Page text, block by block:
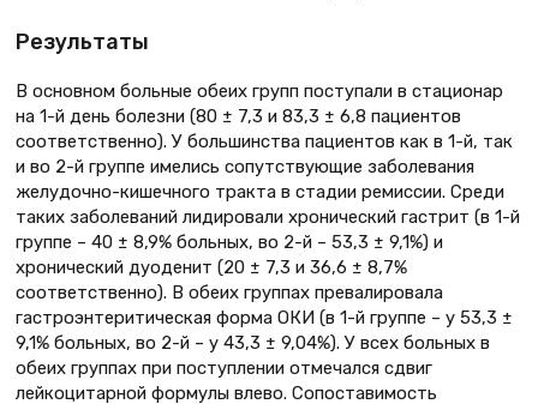
Результаты
В основном больные обеих групп поступали в стационар
на 1-й день болезни (80 ± 7,3 и 83,3 ± 6,8 пациентов
соответственно). У большинства пациентов как в 1-й, так
и во 2-й группе имелись сопутствующие заболевания
желудочно-кишечного тракта в стадии ремиссии. Среди
таких заболеваний лидировали хронический гастрит (в 1-й
группе – 40 ± 8,9% больных, во 2-й – 53,3 ± 9,1%) и
хронический дуоденит (20 ± 7,3 и 36,6 ± 8,7%
соответственно). В обеих группах превалировала
гастроэнтеритическая форма ОКИ (в 1-й группе – у 53,3 ±
9,1% больных, во 2-й – у 43,3 ± 9,04%). У всех больных в
обеих группах при поступлении отмечался сдвиг
лейкоцитарной формулы влево. Сопоставимость